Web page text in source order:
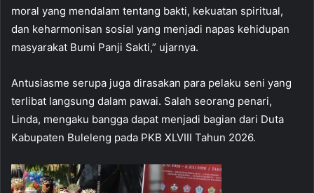
moral yang mendalam tentang bakti, kekuatan spiritual,
dan keharmonisan sosial yang menjadi napas kehidupan
masyarakat Bumi Panji Sakti,” ujarnya.
Antusiasme serupa juga dirasakan para pelaku seni yang
terlibat langsung dalam pawai. Salah seorang penari,
Linda, mengaku bangga dapat menjadi bagian dari Duta
Kabupaten Buleleng pada PKB XLVIII Tahun 2026.